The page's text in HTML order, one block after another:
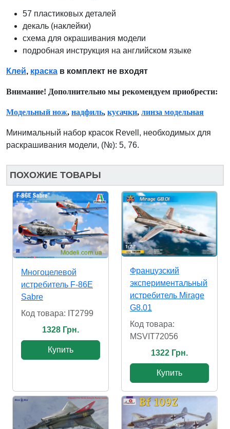
57 пластиковых деталей
декаль (наклейки)
схема для окрашивания модели
подробная инструкция на английском языке
Клей, краска в комплект не входят
Внимание! Дополнительно мы рекомендуем приобрести:
Модельный нож, надфиль, кусачки, линза модельная
Минимальный набор красок Revell, необходимых для
раскрашивания модели, (№): 5, 76.
ПОХОЖИЕ ТОВАРЫ
Многоцелевой
истребитель F-86E
Sabre
Код товара: IT2799
1328 Грн.
Купить
Французский
экспериментальный
истребитель Mirage
G8.01
Код товара:
MSVIT72056
1322 Грн.
Купить